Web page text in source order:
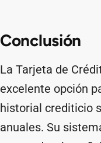
Conclusión
La Tarjeta de
excelente opción
historial crediticio
anuales. Su